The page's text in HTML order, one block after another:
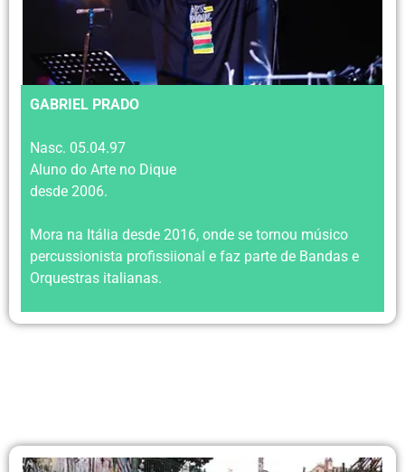
GABRIEL PRADO
Nasc. 05.04.97
Aluno do Arte no Dique
desde 2006.
Mora na Itália desde 2016, onde se tornou músico
percussionista profissiional e faz parte de Bandas e
Orquestras italianas.